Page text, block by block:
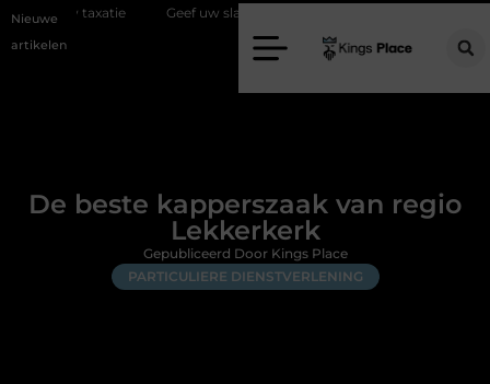
Nieuwe
artikelen
Geef uw slaapkamer een upgrade met interieuradvies Zwolle
De beste kapperszaak van regio
Lekkerkerk
PARTICULIERE DIENSTVERLENING
Gepubliceerd Door Kings Place